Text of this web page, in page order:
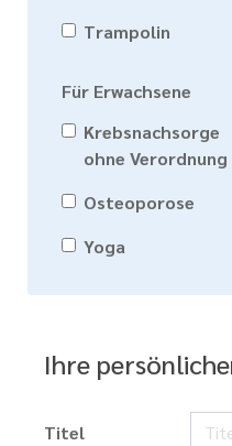
Trampolin
Für Erwachsene
Krebsnachsorge
ohne Verordnung
Osteoporose
Yoga
Ihre
Titel